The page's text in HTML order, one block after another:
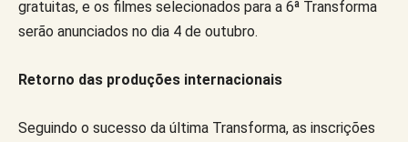
gratuitas, e os filmes selecionados para a 6ª Transforma
serão anunciados no dia 4 de outubro.
Retorno das produções internacionais
Seguindo o sucesso da última Transforma, as inscrições